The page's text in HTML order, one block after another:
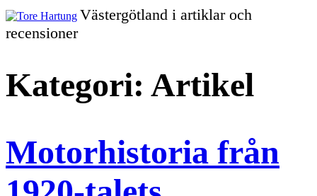
Gå
vidare
till
Tore
Västergötland i artiklar och
recensioner
Kategori: Artikel
Motorhistoria från